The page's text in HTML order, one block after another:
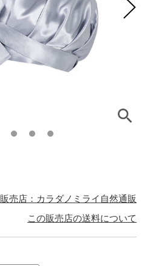
販売店：カラダノミライ自然通販
この販売店の送料について